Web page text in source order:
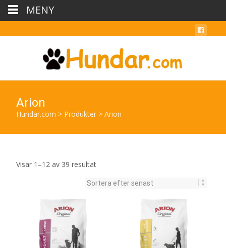
Arion
Hundar.com > Produkter > Arion
Visar 1–12 av 39 resultatSortera
senaste
MENY